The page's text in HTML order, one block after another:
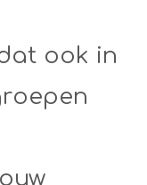
ook in